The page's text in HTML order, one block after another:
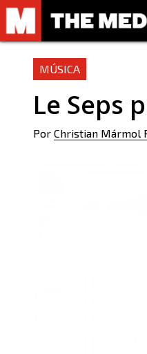
MÚSICA
Le Seps
Por Christian Mármol